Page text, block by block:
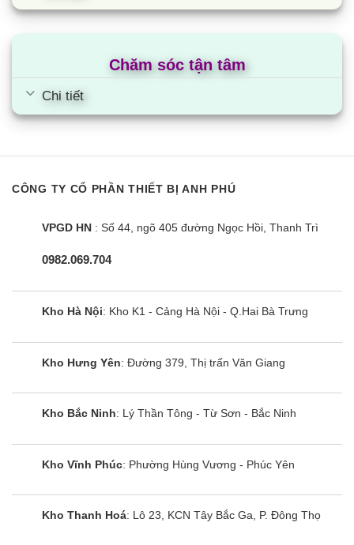
Chăm sóc tận tâm
Chi tiết
CÔNG TY CỔ PHẦN THIẾT BỊ ANH PHÚ
VPGD HN : Số 44, ngõ 405 đường Ngọc Hồi, Thanh Trì
0982.069.704
Kho Hà Nội: Kho K1 - Cảng Hà Nội - Q.Hai Bà Trưng
Kho Hưng Yên: Đường 379, Thị trấn Văn Giang
Kho Bắc Ninh: Lý Thần Tông - Từ Sơn - Bắc Ninh
Kho Vĩnh Phúc: Phường Hùng Vương - Phúc Yên
Kho Thanh Hoá: Lô 23, KCN Tây Bắc Ga, P. Đông Thọ